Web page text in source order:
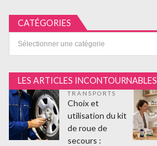
CATÉGORIES
LES ARTICLES INCONTOURNABLES
TRANSPORTS
Choix et
utilisation du kit
de roue de
secours :